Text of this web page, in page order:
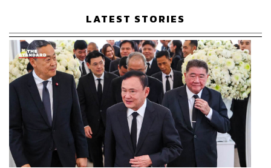
LATEST STORIES